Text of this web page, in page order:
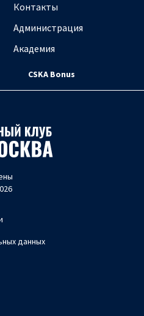
Контакты
Администрация
Академия
CSKA Bonus
данных